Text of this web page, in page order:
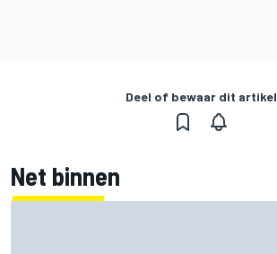
Deel of bewaar dit artikel
Net binnen